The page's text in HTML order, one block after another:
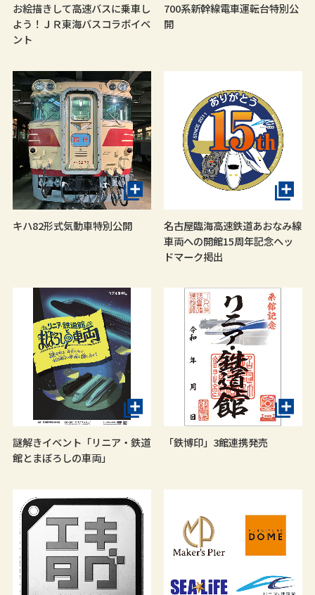
お絵描きして高速バスに乗車し
よう！ＪＲ東海バスコラボイベ
ント
700系新幹線電車運転台特別公
開
キハ82形式気動車特別公開
名古屋臨海高速鉄道あおなみ線
車両への開館15周年記念ヘッ
ドマーク掲出
謎解きイベント「リニア・鉄道
館とまぼろしの車両」
「鉄博印」3館連携発売